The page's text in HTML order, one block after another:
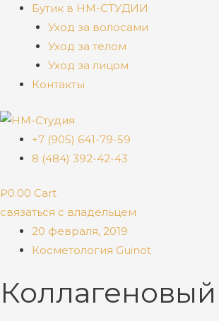
Бутик в НМ-СТУДИИ
Уход за волосами
Уход за телом
Уход за лицом
Контакты
+7 (905) 641-79-59
8 (484) 392-42-43
₽0.00 Cart
связаться с владельцем
20 февраля, 2019
Косметология Guinot